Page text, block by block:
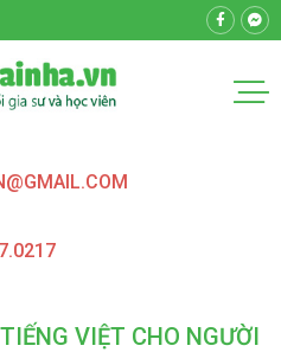
VIỆT CHO NGƯỜI